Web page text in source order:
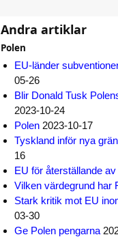
Andra artiklar
Polen
EU-länder
05-26
Blir Donald Tusk
2023-10-24
Polen 2023-10-17
Tyskland inför nya
16
EU för återställande
Vilken värdegrund har
Stark kritik mot EU
03-30
Ge Polen pengarna